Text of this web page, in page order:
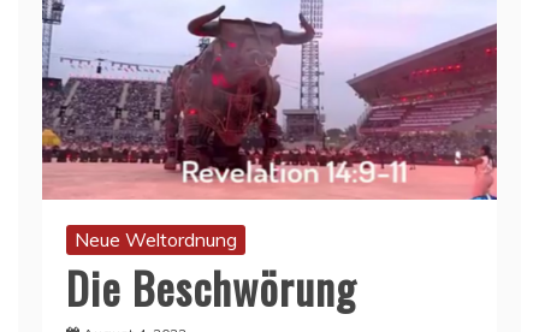
Neue Weltordnung
Die Beschwörung